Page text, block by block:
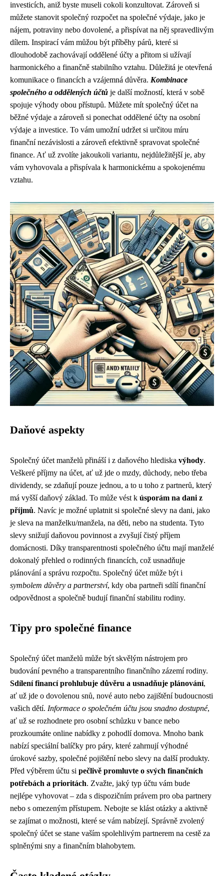
investicích, aniž byste museli cokoli konzultovat. Zároveň si
můžete stanovit společný rozpočet na společné výdaje, jako je
nájem, potraviny nebo dovolené, a přispívat na něj spravedlivým
dílem. Inspirací vám můžou být příběhy párů, které si
dlouhodobě zachovávají oddělené účty a přitom si užívají
harmonického a finančně stabilního vztahu. Důležitá je otevřená
komunikace o financích a vzájemná důvěra. Kombinace
společného a oddělených účtů je další možností, která v sobě
spojuje výhody obou přístupů. Můžete mít společný účet na
běžné výdaje a zároveň si ponechat oddělené účty na osobní
výdaje a investice. To vám umožní udržet si určitou míru
finanční nezávislosti a zároveň efektivně spravovat společné
finance. Ať už zvolíte jakoukoli variantu, nejdůležitější je, aby
vám vyhovovala a přispívala k harmonickému a spokojenému
vztahu.
Daňové aspekty
Společný účet manželů přináší i z daňového hlediska výhody.
Veškeré příjmy na účet, ať už jde o mzdy, důchody, nebo třeba
dividendy, se zdaňují pouze jednou, a to u toho z partnerů, který
má vyšší daňový základ. To může vést k úsporám na dani z
příjmů. Navíc je možné uplatnit si společné slevy na dani, jako
je sleva na manželku/manžela, na děti, nebo na studenta. Tyto
slevy snižují daňovou povinnost a zvyšují čistý příjem
domácnosti. Díky transparentnosti společného účtu mají manželé
dokonalý přehled o rodinných financích, což usnadňuje
plánování a správu rozpočtu. Společný účet může být i
symbolem důvěry a partnerství, kdy oba partneři sdílí finanční
odpovědnost a společně budují finanční stabilitu rodiny.
Tipy pro společné finance
Společný účet manželů může být skvělým nástrojem pro
budování pevného a transparentního finančního zázemí rodiny.
Sdílení financí prohlubuje důvěru a usnadňuje plánování,
ať už jde o dovolenou snů, nové auto nebo zajištění budoucnosti
vašich dětí. Informace o společném účtu jsou snadno dostupné,
ať už se rozhodnete pro osobní schůzku v bance nebo
prozkoumáte online nabídky z pohodlí domova. Mnoho bank
nabízí speciální balíčky pro páry, které zahrnují výhodné
úrokové sazby, společné pojištění nebo slevy na další produkty.
Před výběrem účtu si pečlivě promluvte o svých finančních
potřebách a prioritách. Zvažte, jaký typ účtu vám bude
nejlépe vyhovovat – zda s dispozičním právem pro oba partnery
nebo s omezeným přístupem. Nebojte se klást otázky a aktivně
se zajímat o možnosti, které se vám nabízejí. Správně zvolený
společný účet se stane vaším spolehlivým partnerem na cestě za
splněnými sny a finančním blahobytem.